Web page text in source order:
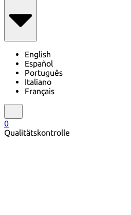
English
Español
Português
Italiano
Français
0
Qualitätskontrolle